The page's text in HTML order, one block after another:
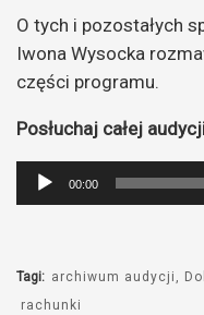
O tych i pozostałych
Iwona Wysocka
części programu.
Posłuchaj całej
Odtwarzacz
plików
00:00
Tagi: archiwum audycji
rachunki